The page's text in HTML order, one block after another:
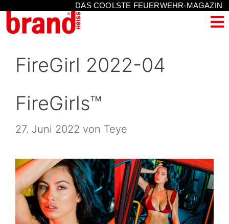
DAS COOLSTE FEUERWEHR-MAGAZIN
FireGirl 2022-04
FireGirls™
27. Juni 2022 von Teye